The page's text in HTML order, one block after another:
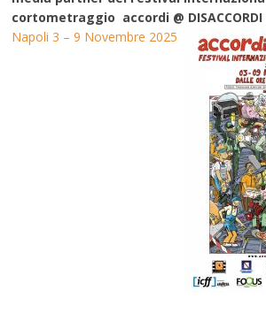
cortometraggio accordi @
Napoli 3 – 9 Novembre 2025